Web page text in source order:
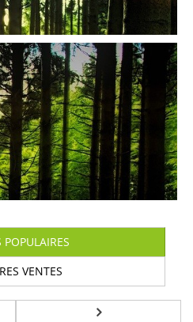
POPULAIRES
VENTES